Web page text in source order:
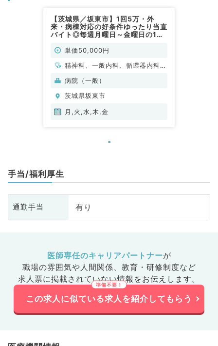
【茨城県／坂東市】1回5万・外
来・病棟対応の好条件ゆったり当直
バイト◎毎週月曜日～金曜日の1曜
勤）単価50,000円
精神科、一般内科、循環器内科、
呼吸器内科、消化器内科、内分
病院（一般）
茨城県坂東市
月,火,水,木,金
手当/福利厚生
通勤手当 有り
医師専任のキャリアパートナーが
職場の雰囲気や人間関係、 教育・研修制度など
求人票に掲載されていない情報をお伝えします。
この求人に似ている求人を紹介してもらう